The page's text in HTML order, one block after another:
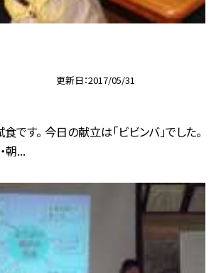
更新日 2017/05/31
です。 今日の献立は「ビビンバ」でした。
朝...